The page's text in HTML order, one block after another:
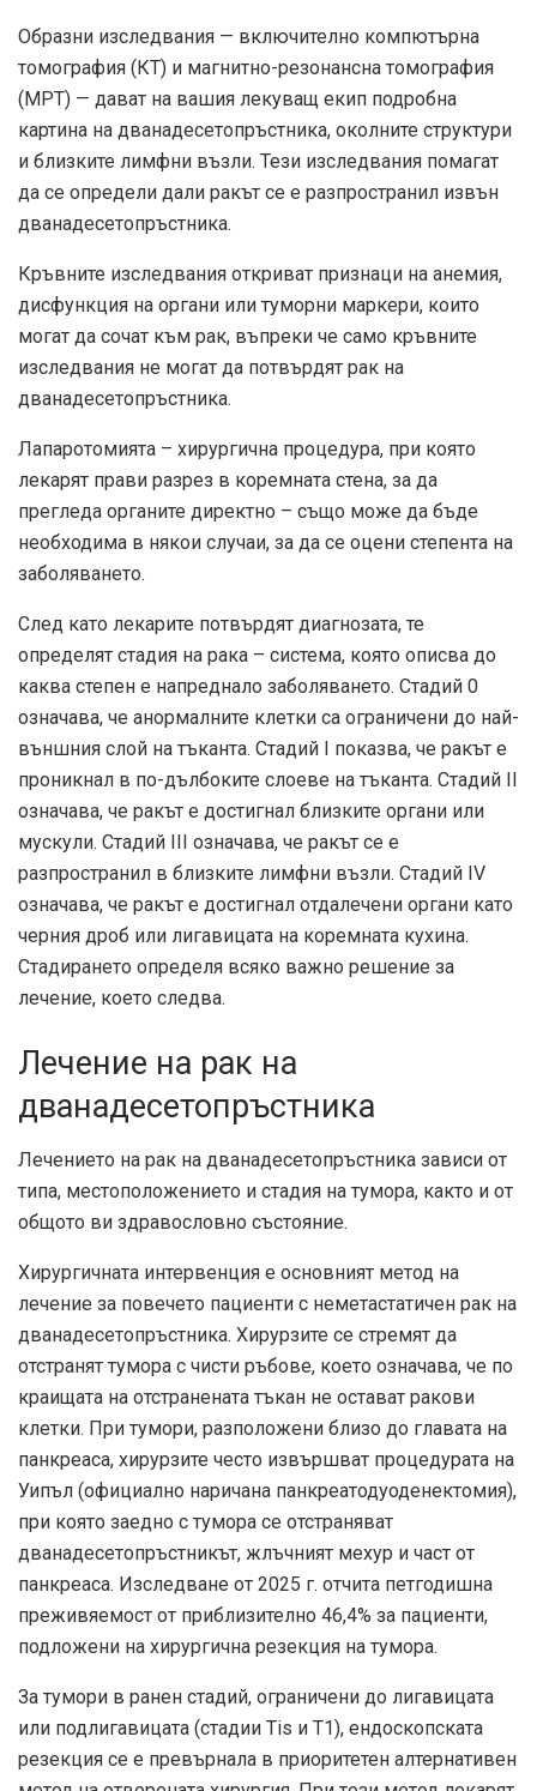
Образни изследвания — включително компютърна
томография (КТ) и магнитно-резонансна томография
(МРТ) — дават на вашия лекуващ екип подробна
картина на дванадесетопръстника, околните структури
и близките лимфни възли. Тези изследвания помагат
да се определи дали ракът се е разпространил извън
дванадесетопръстника.
Кръвните изследвания откриват признаци на анемия,
дисфункция на органи или туморни маркери, които
могат да сочат към рак, въпреки че само кръвните
изследвания не могат да потвърдят рак на
дванадесетопръстника.
Лапаротомията – хирургична процедура, при която
лекарят прави разрез в коремната стена, за да
прегледа органите директно – също може да бъде
необходима в някои случаи, за да се оцени степента на
заболяването.
След като лекарите потвърдят диагнозата, те
определят стадия на рака – система, която описва до
каква степен е напреднало заболяването. Стадий 0
означава, че анормалните клетки са ограничени до най-
външния слой на тъканта. Стадий I показва, че ракът е
проникнал в по-дълбоките слоеве на тъканта. Стадий II
означава, че ракът е достигнал близките органи или
мускули. Стадий III означава, че ракът се е
разпространил в близките лимфни възли. Стадий IV
означава, че ракът е достигнал отдалечени органи като
черния дроб или лигавицата на коремната кухина.
Стадирането определя всяко важно решение за
лечение, което следва.
Лечение на рак на
дванадесетопръстника
Лечението на рак на дванадесетопръстника зависи от
типа, местоположението и стадия на тумора, както и от
общото ви здравословно състояние.
Хирургичната интервенция е основният метод на
лечение за повечето пациенти с неметастатичен рак на
дванадесетопръстника. Хирурзите се стремят да
отстранят тумора с чисти ръбове, което означава, че по
краищата на отстранената тъкан не остават ракови
клетки. При тумори, разположени близо до главата на
панкреаса, хирурзите често извършват процедурата на
Уипъл (официално наричана панкреатодуоденектомия),
при която заедно с тумора се отстраняват
дванадесетопръстникът, жлъчният мехур и част от
панкреаса. Изследване от 2025 г. отчита петгодишна
преживяемост от приблизително 46,4% за пациенти,
подложени на хирургична резекция на тумора.
За тумори в ранен стадий, ограничени до лигавицата
или подлигавицата (стадии Tis и T1), ендоскопската
резекция се е превърнала в приоритетен алтернативен